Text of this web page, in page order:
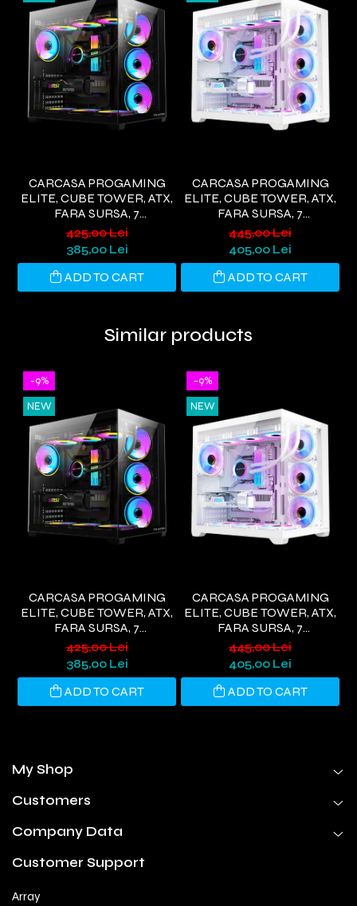
CARCASA PROGAMING
ELITE, CUBE TOWER, ATX,
FARA SURSA, 7
VENTILATOARE ARGB,
NEGRU
425,00 Lei
385,00 Lei
ADD TO CART
CARCASA PROGAMING
ELITE, CUBE TOWER, ATX,
FARA SURSA, 7
VENTILATOARE ARGB, ALB
445,00 Lei
405,00 Lei
ADD TO CART
Similar products
-9%
NEW
CARCASA PROGAMING
ELITE, CUBE TOWER, ATX,
FARA SURSA, 7
VENTILATOARE ARGB,
NEGRU
425,00 Lei
385,00 Lei
ADD TO CART
-9%
NEW
CARCASA PROGAMING
ELITE, CUBE TOWER, ATX,
FARA SURSA, 7
VENTILATOARE ARGB, ALB
445,00 Lei
405,00 Lei
ADD TO CART
My Shop
Customers
Company Data
Customer Support
Array